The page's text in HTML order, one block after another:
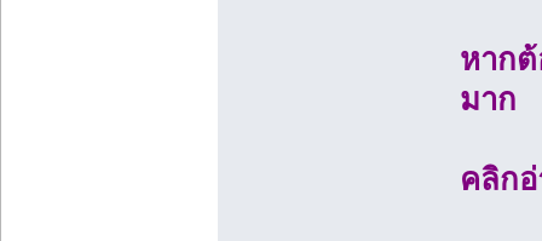
หาก
มาก
คลิก